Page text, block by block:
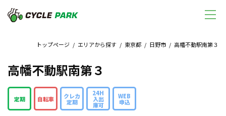
トップページ / エリアから探す / 東京都 / 日野市 / 高幡不動駅南第３
高幡不動駅南第３
定期 自転車 クレカ
定期
24H
入出
庫可
WEB
申込